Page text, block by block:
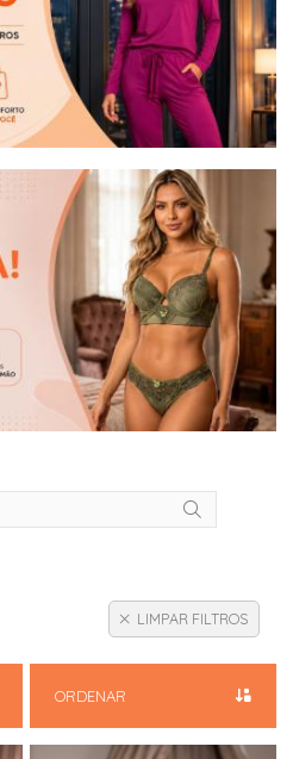
LIMPAR FILTROS
ORDENAR